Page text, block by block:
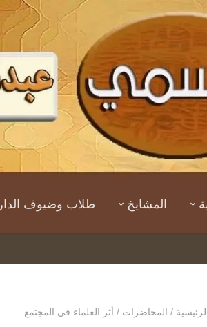
المشايخ طلاب وضيوف الدار
الرئيسية / المحاضرات / أثر العلماء في المجتمع